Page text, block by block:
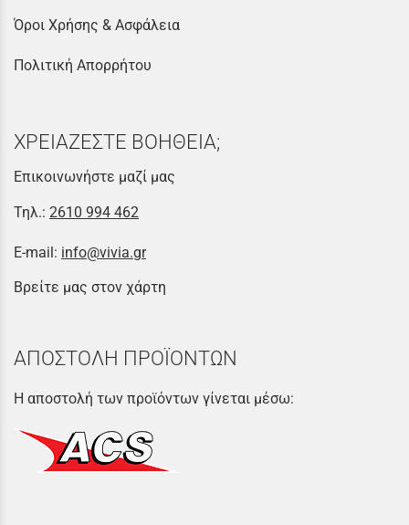
Όροι Χρήσης & Ασφάλεια
Πολιτική Απορρήτου
ΧΡΕΙΑΖΕΣΤΕ ΒΟΗΘΕΙΑ;
Επικοινωνήστε μαζί μας
Τηλ.: 2610 994 462
E-mail: info@vivia.gr
Βρείτε μας στον χάρτη
ΑΠΟΣΤΟΛΗ ΠΡΟΪΟΝΤΩΝ
Η αποστολή των προϊόντων γίνεται μέσω: